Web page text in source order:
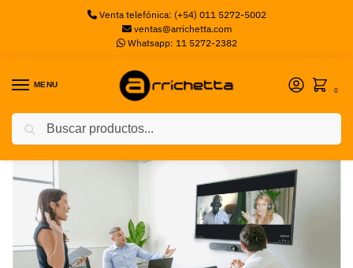
Venta telefónica: (+54) 011 5272-5002
ventas@arrichetta.com
Whatsapp: 11 5272-2382
MENU
0